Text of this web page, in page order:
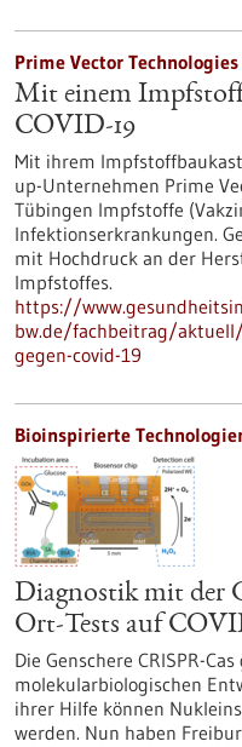
Prime Vector
Mit einem
COVID-19
Mit ihrem
up-Unternehmen Prime
Tübingen Impfstoffe
Infektionserkrankungen.
mit Hochdruck an der
Impfstoffes.
https://
bw.de/fachbeitrag/
gegen-covid-19
Bioinspirierte
Diagnostik mit der
Ort-Tests auf
Die Genschere CRISPR-
molekularbiologischen
ihrer Hilfe können
werden. Nun haben